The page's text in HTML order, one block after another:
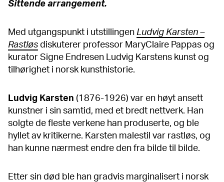
Sittende arrangement.
Med utgangspunkt i utstillingen Ludvig Karsten –
Rastløs diskuterer professor MaryClaire Pappas og
kurator Signe Endresen Ludvig Karstens kunst og
tilhørighet i norsk kunsthistorie.
Ludvig Karsten (1876-1926) var en høyt ansett
kunstner i sin samtid, med et bredt nettverk. Han
solgte de fleste verkene han produserte, og ble
hyllet av kritikerne. Karsten malestil var rastløs, og
han kunne nærmest endre den fra bilde til bilde.
Etter sin død ble han gradvis marginalisert i norsk